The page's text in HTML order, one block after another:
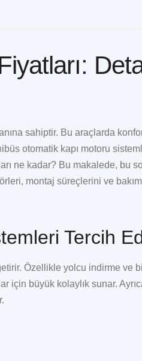
sahiptir. Bu araçlarda
otomatik kapı motoru
ne kadar? Bu makalede, bu
montaj süreçlerini ve
Tercih
Özellikle yolcu indirme ve
için büyük kolaylık sunar.